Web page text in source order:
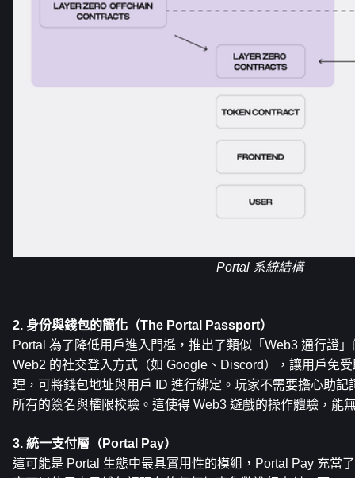
Portal 系統結構
2. 身份與錢包的簡化（The Portal Passport）
Portal 為了降低用戶進入門檻，推出了類似「Web3 通行證
Web2 的社交登入方式（如 Google、Discord），讓用戶免
理，可將錢包地址與用戶 ID 進行綁定。玩家不需要擔心助記
所有的簽名與權限校驗。這使得 Web3 遊戲的操作體驗，能
3. 統一支付層（Portal Pay）
這可能是 Portal 生態中最具實用性的模組，Portal Pay 充當